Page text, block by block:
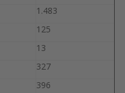
1.483
125
13
327
396